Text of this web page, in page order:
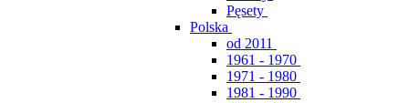
Pęsety
Polska
od 2011
1961 - 1970
1971 - 1980
1981 - 1990